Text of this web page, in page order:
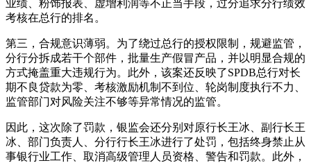
业绩、粉饰报表、虚增利润等不正当手段，过分追求分行绩效
考核在总行的排名。
第三，合规意识薄弱。为了绕过总行的授权限制，规避监管，
分行分拆成若干个部件，批量生产假冒产品，并以明显合规的
方式掩盖重大违规行为。此外，该案还反映了SPDB总行对长
期不良贷款为零、考核激励机制不到位、轮岗制度执行不力、
监管部门对风险关注不够等异常情况的监管。
因此，这次除了罚款，银监会还分别对原行长王冰、副行长王
冰、部门负责人、分行行长王冰进行了处罚，包括终身禁止从
事银行业工作、取消高级管理人员资格、警告和罚款。此外，